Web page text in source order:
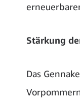
Stärkung
Das